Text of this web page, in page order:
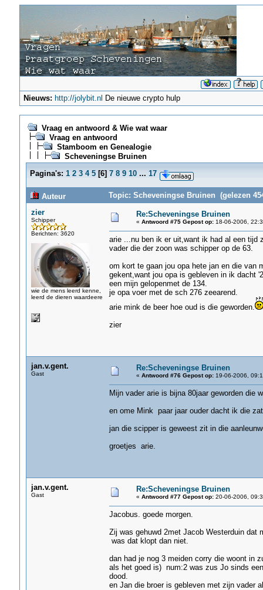
Nieuws: http://jolybit.nl De nieuwe crypto hulp
Vraag en antwoord & Wie wat waar
Vraag en antwoord
Stamboom en Genealogie
Scheveningse Bruinen
Pagina's: 1 2 3 4 5[6] 7 8 9 10 ... 17
Auteur
Topic: Scheveningse Bruinen (gelezen
zier
Schipper
Berichten: 3620
wie de mens leerd kenne,
leerd de dieren waardeere
Re:Scheveningse Bruinen
« Antwoord #75 Gepost op:18-06-2006,
arie ...nu ben ik er uit,want ik had al een tijd
vader die der zoon was schipper op de 63.
om kort te gaan jou opa hete jan en die van
gekent,want jou opa is gebleven in ik dacht
een mijn gelopenmet de 134.
je opa voer met de sch 276 zeearend.
arie mink de beer hoe oud is die geworden.
zier
jan.v.gent.
Gast
Re:Scheveningse Bruinen
« Antwoord #76 Gepost op:19-06-2006,
Mijn vader arie is bijna 80jaar geworden die
en ome Mink paar jaar ouder dacht ik die
jan die scipper is geweest zit in die
groetjes arie.
jan.v.gent.
Gast
Re:Scheveningse Bruinen
« Antwoord #77 Gepost op:20-06-2006,
Jacobus. goede morgen.
Zij was gehuwd 2met Jacob Westerduin dat
was dat klopt dan niet.
dan had je nog 3 meiden corry die woont in
als het goed is) num:2 was zus Jo sinds
dood.
en Jan die broer is gebleven met zijn vader